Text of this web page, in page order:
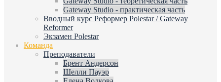
Gateway Studio - практическая часть
Вводный курс Реформер Polestar / Gateway
Reformer
Экзамен Polestar
Команда
Преподаватели
Брент Андерсон
Шелли Пауэр